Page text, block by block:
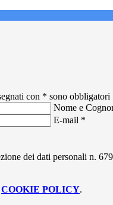
con * sono obbligatori
Nome e
E-mail *
dei dati personali n.
COOKIE POLICY.